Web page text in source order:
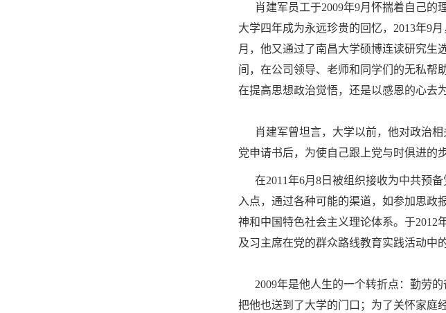
肖建军员工于2009年9月怀揣着自己的
大学四年成为永远珍贵的回忆，2013年9
月，他又通过了南昌大学硕博连读研究生
间，在公司领导、老师和同学们的无私帮
在提高思想政治觉悟，还是以感恩的心去
肖建军曾坦言，大学以前，他对政治相
党申请书后，为使自己跟上党与时俱进的
在2011年6月8日被组织接收为中共预备
入点，通过各种可能的渠道，如参加思政
神和中国特色社会主义理论体系。于2012
及习主席在党的群众路线教育实践活动中
2009年是他人生的一个转折点：勤劳的
把他也送到了大学的门口；为了关怀家庭